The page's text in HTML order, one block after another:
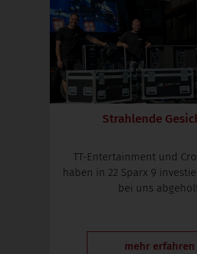
Strahlende
TT-Entertainment und
haben in 22 Sparx 9
bei uns
mehr erfahren